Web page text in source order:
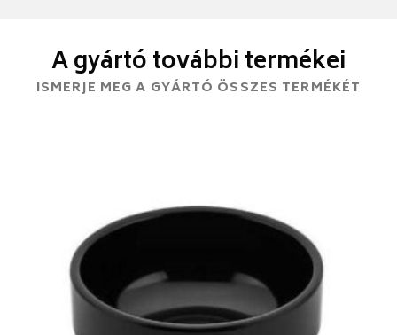
A gyártó további termékei
ISMERJE MEG A GYÁRTÓ ÖSSZES TERMÉKÉT